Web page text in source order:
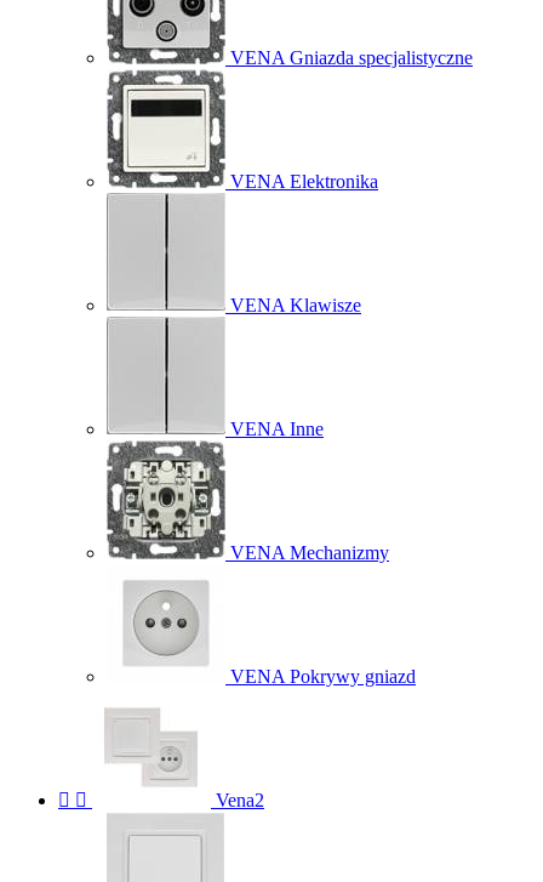
VENA Gniazda specjalistyczne
VENA Elektronika
VENA Klawisze
VENA Inne
VENA Mechanizmy
VENA Pokrywy gniazd
  Vena2